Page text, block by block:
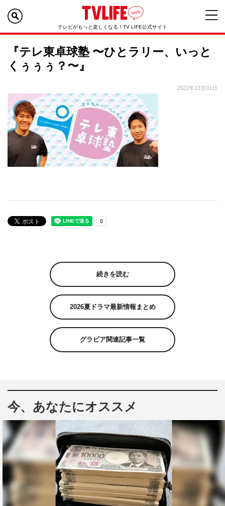
テレビがもっと楽しくなる！TV LIFE公式サイト
『テレ東卓球塾 〜ひとラリー、いっと
くぅぅぅ？〜』
2022年12月01日
続きを読む
2026夏ドラマ最新情報まとめ
グラビア関連記事一覧
今、あなたにオススメ